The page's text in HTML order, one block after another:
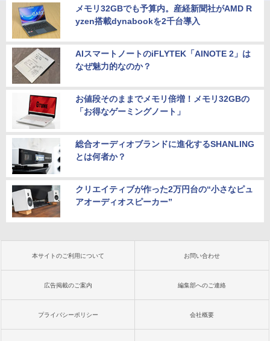
メモリ32GBでも予算内。産経新聞社がAMD R
yzen搭載dynabookを2千台導入
AIスマートノートのiFLYTEK「AINOTE 2」は
なぜ魅力的なのか？
お値段そのままでメモリ倍増！メモリ32GBの
「お得なゲーミングノート」
総合オーディオブランドに進化するSHANLING
とは何者か？
クリエイティブが作った2万円台の“小さなピュ
アオーディオスピーカー”
本サイトのご利用について お問い合わせ
広告掲載のご案内 編集部へのご連絡
プライバシーポリシー 会社概要